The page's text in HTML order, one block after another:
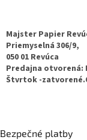
Majster Papier
Priemyselná 306/9,
050 01 Revúca
Predajna otvorená:
Štvrtok -
Bezpečné platby